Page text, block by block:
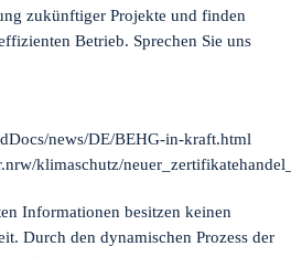
zukünftiger Projekte und finden
Betrieb. Sprechen Sie uns
news/DE/BEHG-in-kraft.html
klimaschutz/
Informationen besitzen keinen
Durch den dynamischen Prozess der